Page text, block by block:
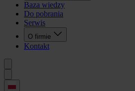
Baza wiedzy
Do pobrania
Serwis
O firmie
Kontakt